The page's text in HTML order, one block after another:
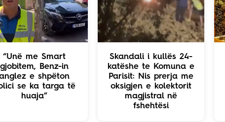
“Unë me Smart
gjobitem, Benz-in
e shpëton
se ka targa të
huaja”
Skandali i kullës 24-
katëshe te Komuna e
Parisit: Nis prerja me
oksigjen e kolektorit
magjistral në
fshehtësi